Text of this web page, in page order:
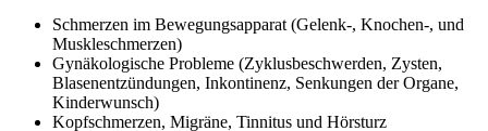
Schmerzen im Bewegungsapparat (Gelenk-, Knochen-, und
Muskleschmerzen)
Gynäkologische Probleme (Zyklusbeschwerden, Zysten,
Blasenentzündungen, Inkontinenz, Senkungen der Organe,
Kinderwunsch)
Kopfschmerzen, Migräne, Tinnitus und Hörsturz